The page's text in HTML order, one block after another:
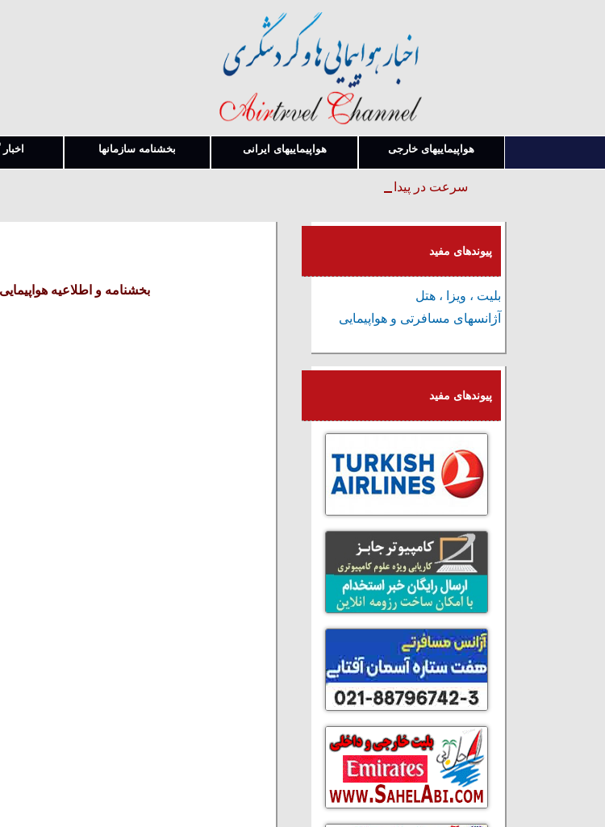
هواپیماییهای خارجی هواپیماییهای ایرانی بخشنامه سازمانها
سرعت در پیدا کردن قوانین و بخشنامه ها
بخشنامه و اطلاعیه
پیوندهای مفید
بلیت ، ویزا ، هتل
آژانسهای مسافرتی و هواپیمایی
پیوندهای مفید